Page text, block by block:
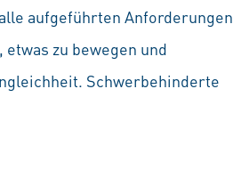
aufgeführten Anforderungen
zu bewegen und
Schwerbehinderte